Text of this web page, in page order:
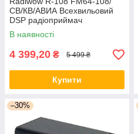
СВ/КВ/АВИА Всехвильовий
DSP радіоприймач
В наявності
4 399,20 ₴ 5 499 ₴
Купити
–30%